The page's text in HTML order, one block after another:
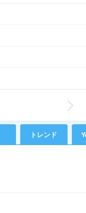
トレンド